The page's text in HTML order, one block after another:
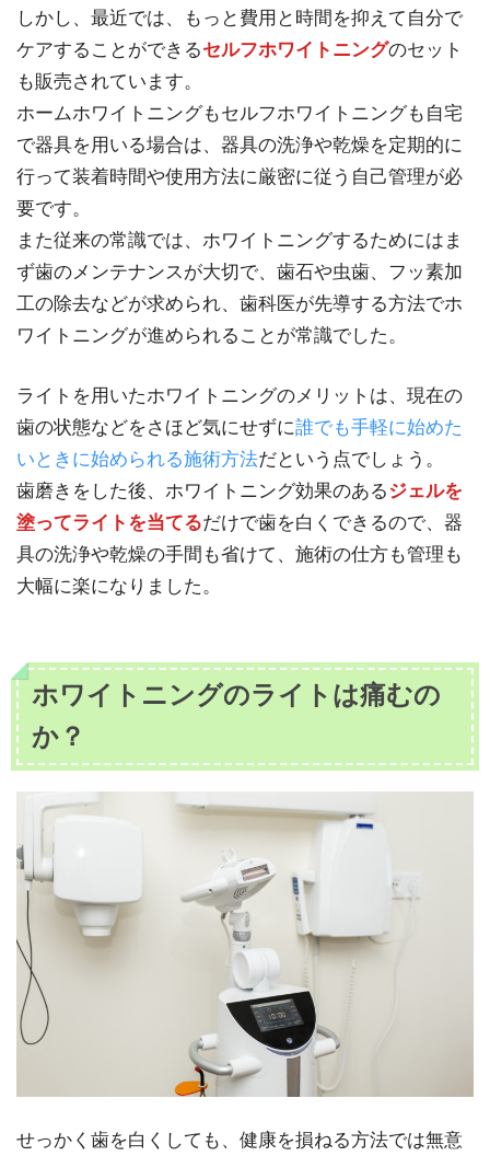
しかし、最近では、もっと費用と時間を抑えて自分で
ケアすることができるセルフホワイトニングのセット
も販売されています。
ホームホワイトニングもセルフホワイトニングも自宅
で器具を用いる場合は、器具の洗浄や乾燥を定期的に
行って装着時間や使用方法に厳密に従う自己管理が必
要です。
また従来の常識では、ホワイトニングするためにはま
ず歯のメンテナンスが大切で、歯石や虫歯、フッ素加
工の除去などが求められ、歯科医が先導する方法でホ
ワイトニングが進められることが常識でした。
ライトを用いたホワイトニングのメリットは、現在の
歯の状態などをさほど気にせずに誰でも手軽に始めた
いときに始められる施術方法だという点でしょう。
歯磨きをした後、ホワイトニング効果のあるジェルを
塗ってライトを当てるだけで歯を白くできるので、器
具の洗浄や乾燥の手間も省けて、施術の仕方も管理も
大幅に楽になりました。
ホワイトニングのライトは痛むの
か？
せっかく歯を白くしても、健康を損ねる方法では無意